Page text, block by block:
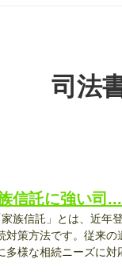
司法
信託に強い司...
族信託」とは、近年
対策方法です。従来の
多様な相続ニーズに対